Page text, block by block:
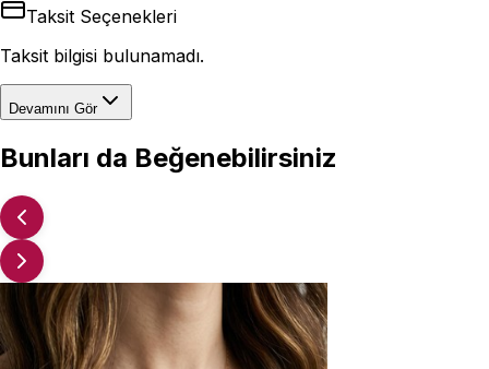
Taksit Seçenekleri
Taksit bilgisi bulunamadı.
Devamını Gör
Bunları da Beğenebilirsiniz